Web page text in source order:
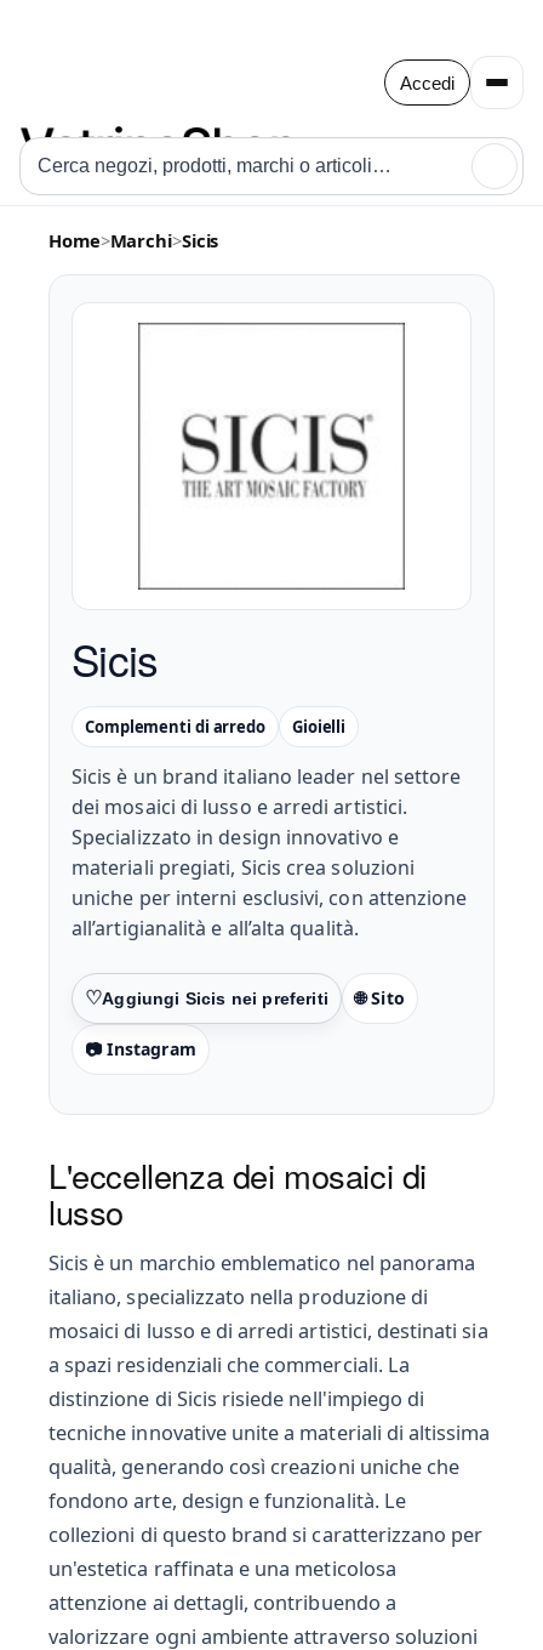
Accedi
Home>Marchi>Sicis
Sicis
Complementi di arredo Gioielli
Sicis è un brand italiano leader nel settore
dei mosaici di lusso e arredi artistici.
Specializzato in design innovativo e
materiali pregiati, Sicis crea soluzioni
uniche per interni esclusivi, con attenzione
all’artigianalità e all’alta qualità.
Preferiti 🌐 Sito
📷 Instagram
L'eccellenza dei mosaici di
lusso
Sicis è un marchio emblematico nel panorama
italiano, specializzato nella produzione di
mosaici di lusso e di arredi artistici, destinati sia
a spazi residenziali che commerciali. La
distinzione di Sicis risiede nell'impiego di
tecniche innovative unite a materiali di altissima
qualità, generando così creazioni uniche che
fondono arte, design e funzionalità. Le
collezioni di questo brand si caratterizzano per
un'estetica raffinata e una meticolosa
attenzione ai dettagli, contribuendo a
valorizzare ogni ambiente attraverso soluzioni